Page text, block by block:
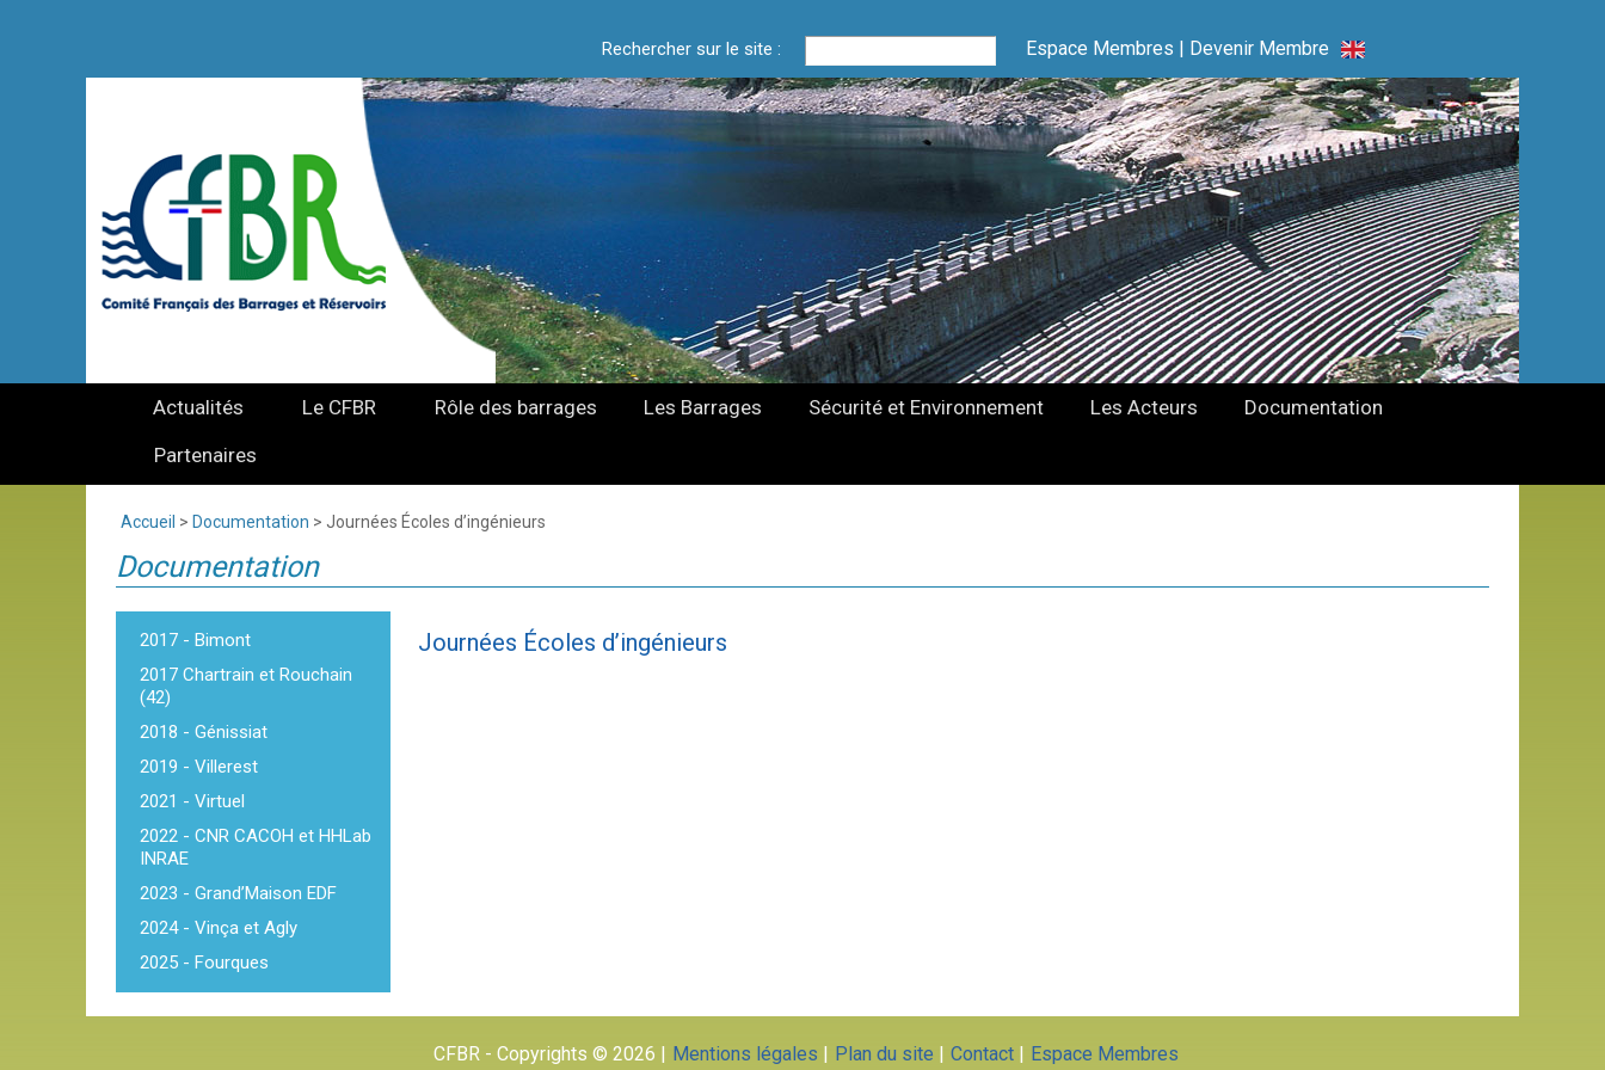
Rechercher sur le site : Espace Membres | Devenir Membre
Actualités Le CFBR Rôle des barrages Les Barrages Sécurité et Environnement Les Acteurs
Documentation
Partenaires
Accueil > Documentation > Journées Écoles d’ingénieurs
Documentation
2017 - Bimont
2017 Chartrain et Rouchain
(42)
2018 - Génissiat
2019 - Villerest
2021 - Virtuel
2022 - CNR CACOH et HHLab
INRAE
2023 - Grand’Maison EDF
2024 - Vinça et Agly
2025 - Fourques
Journées Écoles d’ingénieurs
CFBR - Copyrights © 2026 Mentions légales Plan du site Contact Espace Membres